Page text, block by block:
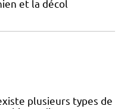
et la décol
plusieurs types de